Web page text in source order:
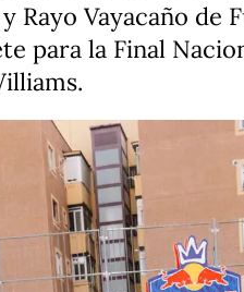
Rayo Vayacaño
para la Final